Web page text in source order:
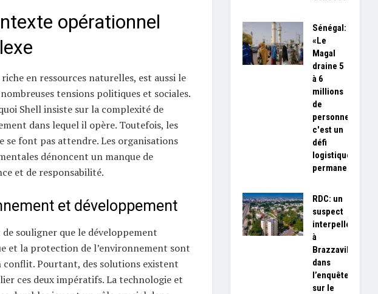
opérationnel
en ressources naturelles, est aussi le
tensions politiques et sociales.
Shell insiste sur la complexité de
dans lequel il opère. Toutefois, les
se font pas attendre. Les organisations
dénoncent un manque de
et de responsabilité.
et développement
souligner que le développement
et la protection de l’environnement sont
conflit. Pourtant, des solutions existent
ces deux impératifs. La technologie et
Sénégal:
«Le
Magal
draine 5
à 6
millions
de
personnes,
c'est un
défi
logistique
permanent»
RDC: un
suspect
interpellé
à
Brazzaville
dans
l’enquête
sur le